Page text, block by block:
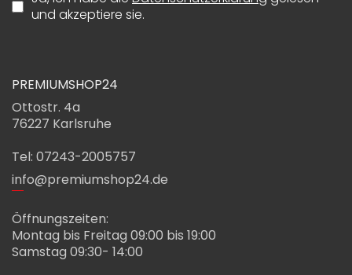
und akzeptiere sie.
PREMIUMSHOP24
Ottostr. 4a
76227 Karlsruhe
Tel: 07243-2005757
info@premiumshop24.de
Öffnungszeiten:
Montag bis Freitag 09:00 bis 19:00
Samstag 09:30- 14:00